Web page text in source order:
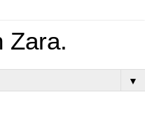
Zara.
▼